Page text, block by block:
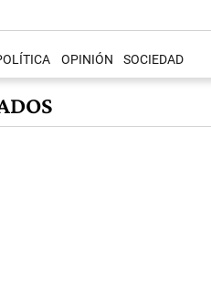
OPINIÓN SOCIEDAD